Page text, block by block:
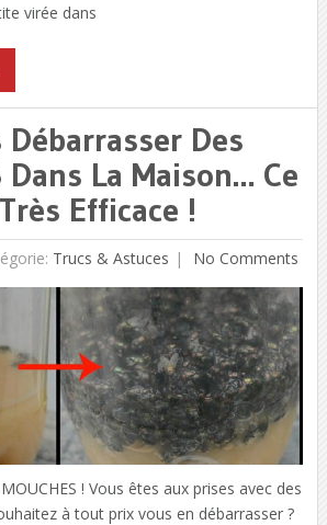
virée dans
Débarrasser Des
Dans La Maison… Ce
Efficace !
Trucs & Astuces No Comments
! Vous êtes aux prises avec des
à tout prix vous en débarrasser ?